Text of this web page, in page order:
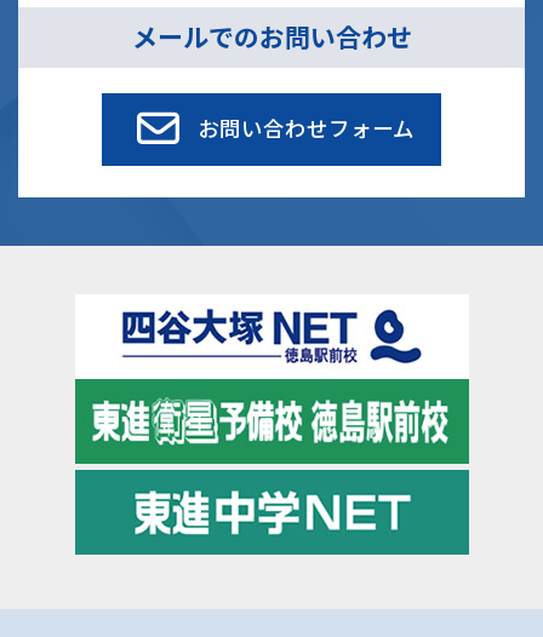
メールでのお問い合わせ
お問い合わせフォーム